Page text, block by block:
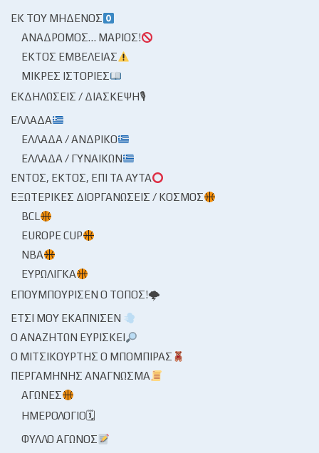
ΕΚ ΤΟΥ ΜΗΔΕΝΌΣ
ΑΝΆΔΡΟΜΟΣ… ΜΆΡΙΟΣ!
ΕΚΤΌΣ ΕΜΒΈΛΕΙΑΣ
ΜΙΚΡΈΣ ΙΣΤΟΡΊΕΣ
ΕΚΔΗΛΏΣΕΙΣ / ΔΙΆΣΚΕΨΗ🎙
ΕΛΛΆΔΑ
ΕΛΛΆΔΑ / ΑΝΔΡΙΚΌ
ΕΛΛΆΔΑ / ΓΥΝΑΙΚΏΝ
ΕΝΤΌΣ, ΕΚΤΌΣ, ΕΠΊ ΤΑ ΑΥΤΆ
ΕΞΩΤΕΡΙΚΈΣ ΔΙΟΡΓΑΝΏΣΕΙΣ / ΚΌΣΜΟΣ
BCL
EUROPE CUP
NBA
ΕΥΡΩΛΊΓΚΑ
ΕΠΟΥΜΠΟΎΡΙΣΕΝ Ο ΤΌΠΟΣ!🌩
ΈΤΣΙ ΜΟΥ ΕΚΆΠΝΙΣΕΝ
Ο ΑΝΑΖΗΤΏΝ ΕΥΡΊΣΚΕΙ
Ο ΜΙΤΣΙΚΟΥΡΤΉΣ Ο ΜΠΌΜΠΙΡΑΣ
ΠΕΡΓΑΜΗΝΉΣ ΑΝΆΓΝΩΣΜΑ
ΑΓΏΝΕΣ
ΗΜΕΡΟΛΌΓΙΟ🗓
ΦΎΛΛΟ ΑΓΏΝΟΣ